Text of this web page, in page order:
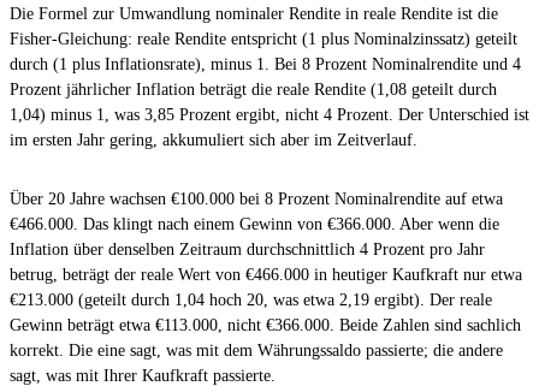
Die Formel zur Umwandlung nominaler Rendite in reale Rendite ist die
Fisher-Gleichung: reale Rendite entspricht (1 plus Nominalzinssatz) geteilt
durch (1 plus Inflationsrate), minus 1. Bei 8 Prozent Nominalrendite und 4
Prozent jährlicher Inflation beträgt die reale Rendite (1,08 geteilt durch
1,04) minus 1, was 3,85 Prozent ergibt, nicht 4 Prozent. Der Unterschied ist
im ersten Jahr gering, akkumuliert sich aber im Zeitverlauf.
Über 20 Jahre wachsen €100.000 bei 8 Prozent Nominalrendite auf etwa
€466.000. Das klingt nach einem Gewinn von €366.000. Aber wenn die
Inflation über denselben Zeitraum durchschnittlich 4 Prozent pro Jahr
betrug, beträgt der reale Wert von €466.000 in heutiger Kaufkraft nur etwa
€213.000 (geteilt durch 1,04 hoch 20, was etwa 2,19 ergibt). Der reale
Gewinn beträgt etwa €113.000, nicht €366.000. Beide Zahlen sind sachlich
korrekt. Die eine sagt, was mit dem Währungssaldo passierte; die andere
sagt, was mit Ihrer Kaufkraft passierte.